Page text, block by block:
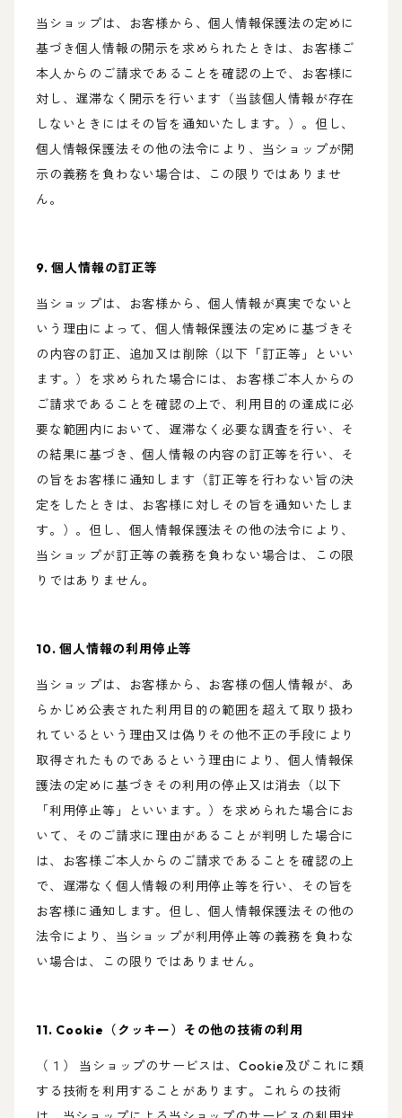
当ショップは、お客様から、個人情報保護法の定めに
基づき個人情報の開示を求められたときは、お客様ご
本人からのご請求であることを確認の上で、お客様に
対し、遅滞なく開示を行います（当該個人情報が存在
しないときにはその旨を通知いたします。）。但し、
個人情報保護法その他の法令により、当ショップが開
示の義務を負わない場合は、この限りではありませ
ん。
9. 個人情報の訂正等
当ショップは、お客様から、個人情報が真実でないと
いう理由によって、個人情報保護法の定めに基づきそ
の内容の訂正、追加又は削除（以下「訂正等」といい
ます。）を求められた場合には、お客様ご本人からの
ご請求であることを確認の上で、利用目的の達成に必
要な範囲内において、遅滞なく必要な調査を行い、そ
の結果に基づき、個人情報の内容の訂正等を行い、そ
の旨をお客様に通知します（訂正等を行わない旨の決
定をしたときは、お客様に対しその旨を通知いたしま
す。）。但し、個人情報保護法その他の法令により、
当ショップが訂正等の義務を負わない場合は、この限
りではありません。
10. 個人情報の利用停止等
当ショップは、お客様から、お客様の個人情報が、あ
らかじめ公表された利用目的の範囲を超えて取り扱わ
れているという理由又は偽りその他不正の手段により
取得されたものであるという理由により、個人情報保
護法の定めに基づきその利用の停止又は消去（以下
「利用停止等」といいます。）を求められた場合にお
いて、そのご請求に理由があることが判明した場合に
は、お客様ご本人からのご請求であることを確認の上
で、遅滞なく個人情報の利用停止等を行い、その旨を
お客様に通知します。但し、個人情報保護法その他の
法令により、当ショップが利用停止等の義務を負わな
い場合は、この限りではありません。
11. Cookie（クッキー）その他の技術の利用
（１） 当ショップのサービスは、Cookie及びこれに類
する技術を利用することがあります。これらの技術